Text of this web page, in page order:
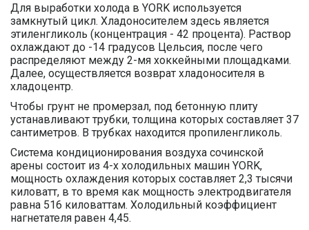
Для выработки холода в YORK используется
замкнутый цикл. Хладоносителем здесь является
этиленгликоль (концентрация - 42 процента). Раствор
охлаждают до -14 градусов Цельсия, после чего
распределяют между 2-мя хоккейными площадками.
Далее, осуществляется возврат хладоносителя в
хладоцентр.
Чтобы грунт не промерзал, под бетонную плиту
устанавливают трубки, толщина которых составляет 37
сантиметров. В трубках находится пропиленгликоль.
Система кондиционирования воздуха сочинской
арены состоит из 4-х холодильных машин YORK,
мощность охлаждения которых составляет 2,3 тысячи
киловатт, в то время как мощность электродвигателя
равна 516 киловаттам. Холодильный коэффициент
нагнетателя равен 4,45.